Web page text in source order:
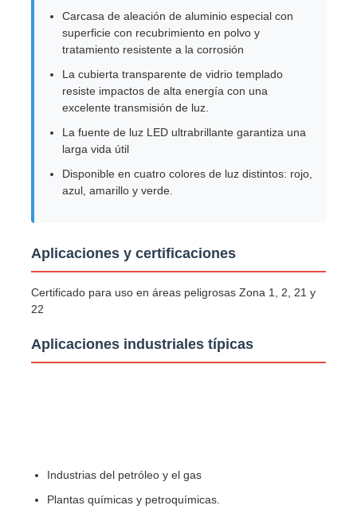
Caja a prueba de explosión
interruptor a prueba de explosiones
Glándulas de cable a prueba de explosión
enchufe y zócalo a prueba de explosiones
Carcasa de aleación de aluminio especial con
superficie con recubrimiento en polvo y
tratamiento resistente a la corrosión
La cubierta transparente de vidrio templado
resiste impactos de alta energía con una
excelente transmisión de luz.
La fuente de luz LED ultrabrillante garantiza una
larga vida útil
Disponible en cuatro colores de luz distintos: rojo,
azul, amarillo y verde.
Aplicaciones y certificaciones
Certificado para uso en áreas peligrosas Zona 1, 2, 21 y
22
Aplicaciones industriales típicas
Industrias del petróleo y el gas
Plantas químicas y petroquímicas.